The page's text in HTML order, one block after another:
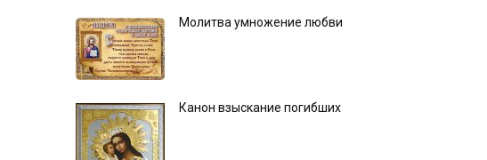
Молитва умножение любви
Канон взыскание погибших